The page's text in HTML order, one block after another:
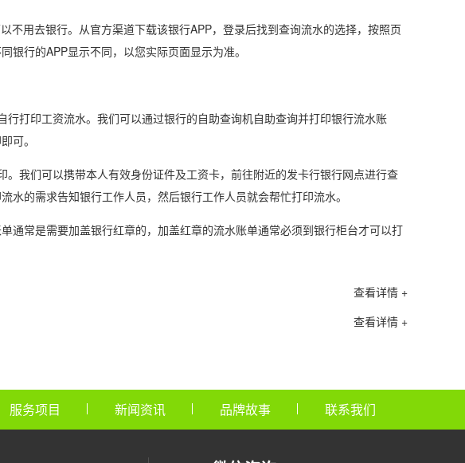
用去银行。从官方渠道下载该银行APP，登录后找到查询流水的选择，按照页
行的APP显示不同，以您实际页面显示为准。
打印工资流水。我们可以通过银行的自助查询机自助查询并打印银行流水账
可。
我们可以携带本人有效身份证件及工资卡，前往附近的发卡行银行网点进行查
的需求告知银行工作人员，然后银行工作人员就会帮忙打印流水。
常是需要加盖银行红章的，加盖红章的流水账单通常必须到银行柜台才可以打
查看详情 +
查看详情 +
服务项目 新闻资讯 品牌故事 联系我们